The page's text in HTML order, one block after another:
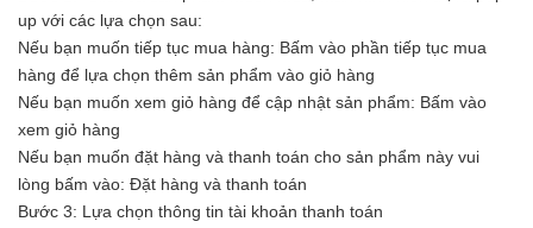
up với các lựa chọn sau:
Nếu bạn muốn tiếp tục mua hàng: Bấm vào phần tiếp tục mua
hàng để lựa chọn thêm sản phẩm vào giỏ hàng
Nếu bạn muốn xem giỏ hàng để cập nhật sản phẩm: Bấm vào
xem giỏ hàng
Nếu bạn muốn đặt hàng và thanh toán cho sản phẩm này vui
lòng bấm vào: Đặt hàng và thanh toán
Bước 3: Lựa chọn thông tin tài khoản thanh toán